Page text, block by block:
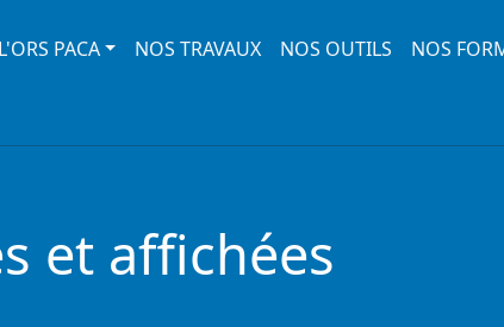
L'ORS PACA NOS TRAVAUX NOS OUTILS NOS
et affichées